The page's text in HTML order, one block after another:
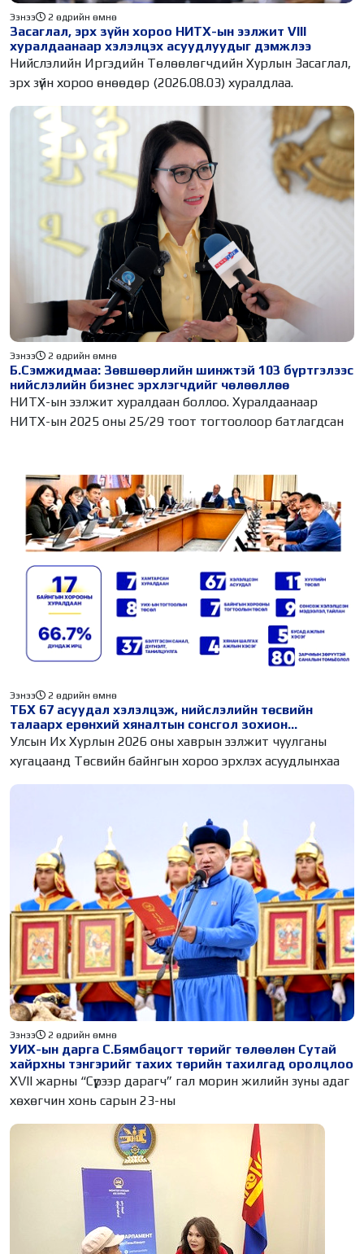
Засаглал, эрх зүйн хороо НИТХ-ын ээлжит VIII
хуралдаанаар хэлэлцэх асуудлуудыг дэмжлээ
Ээнээ 2 өдрийн өмнө
Нийслэлийн Иргэдийн Төлөөлөгчдийн Хурлын Засаглал,
эрх зүйн хороо өнөөдөр (2026.08.03) хуралдлаа.
Б.Сэмжидмаа: Зөвшөөрлийн шинжтэй 103 бүртгэлээс
нийслэлийн бизнес эрхлэгчдийг чөлөөллөө
Ээнээ 2 өдрийн өмнө
НИТХ-ын ээлжит хуралдаан боллоо. Хуралдаанаар
НИТХ-ын 2025 оны 25/29 тоот тогтоолоор батлагдсан
ТБХ 67 асуудал хэлэлцэж, нийслэлийн төсвийн
талаарх ерөнхий хяналтын сонсгол зохион
байгуулсан байна
Ээнээ 2 өдрийн өмнө
Улсын Их Хурлын 2026 оны хаврын ээлжит чуулганы
хугацаанд Төсвийн байнгын хороо эрхлэх асуудлынхаа
УИХ-ын дарга С.Бямбацогт төрийг төлөөлөн Сутай
хайрхны тэнгэрийг тахих төрийн тахилгад оролцлоо
Ээнээ 2 өдрийн өмнө
XVII жарны “Сүрээр дарагч” гал морин жилийн зуны адаг
хөхөгчин хонь сарын 23-ны